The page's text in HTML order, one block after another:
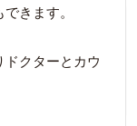
きます。
クターとカウ